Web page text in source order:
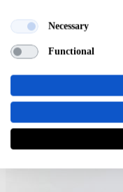
Necessary
Functional